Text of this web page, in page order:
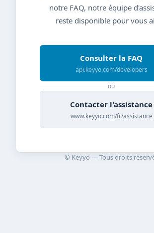
notre FAQ, notre équipe
reste disponible pour vous
Consulter la FAQ
api.keyyo.com/developers
ou
Contacter l'assistance
www.keyyo.com/fr/assistance
© Keyyo — Tous droits